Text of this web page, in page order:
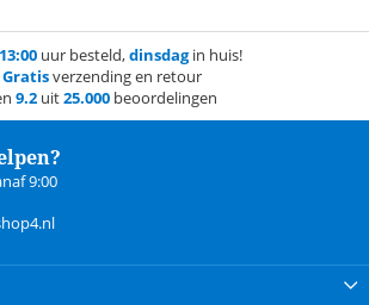
13:00 uur besteld,dinsdagin huis!
Gratisverzending en retour
9.2 uit25.000 beoordelingen
9:00